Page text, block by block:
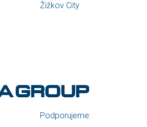
Žižkov City
Podporujeme: